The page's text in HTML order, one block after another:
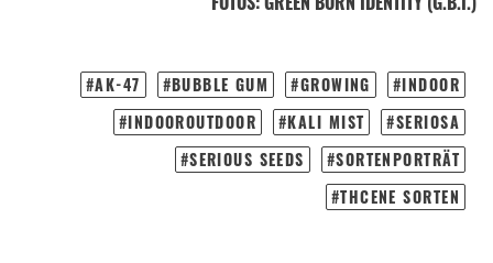
AK-47 BUBBLE GUM GROWING
INDOOR
INDOOROUTDOOR
KALI MIST
SERIOSA
SERIOUS SEEDS
SORTENPORTRÄT
THCENE SORTEN